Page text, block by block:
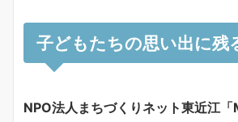
子どもたちの思い出に残
NPO法人まちづくりネット東近江